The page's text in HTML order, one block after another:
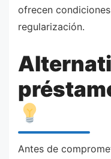
ofrecen
regularización.
Antes de